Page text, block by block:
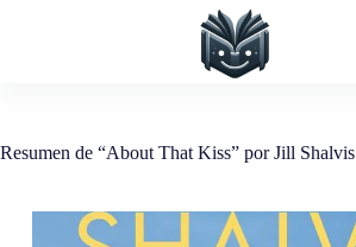
Resumen de “About That Kiss” por Jill Shalvis